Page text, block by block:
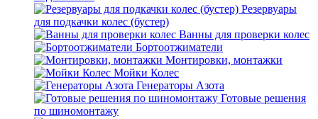
Резервуары
для подкачки колес (бустер)
Ванны для проверки колес
Бортоотжиматели
Монтировки, монтажки
Мойки Колес
Генераторы Азота
Готовые решения
по шиномонтажу